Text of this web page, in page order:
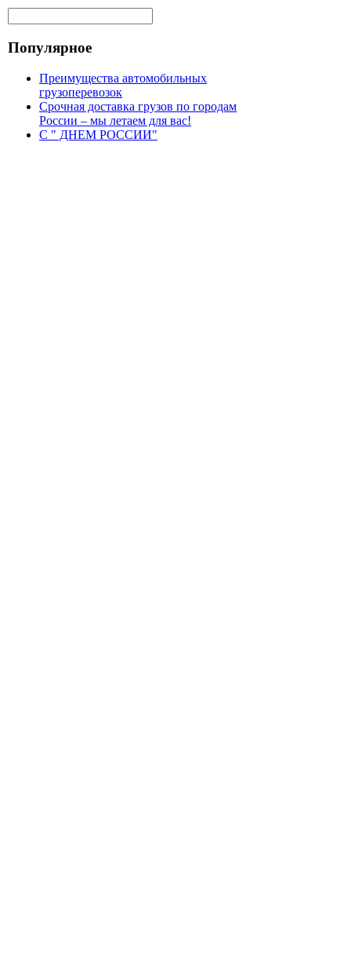
Популярное
Преимущества автомобильных
грузоперевозок
Срочная доставка грузов по городам
России – мы летаем для вас!
С " ДНЕМ РОССИИ"